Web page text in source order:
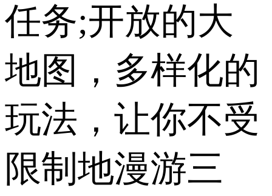
任务;开放的大
地图，多样化的
玩法，让你不受
限制地漫游三